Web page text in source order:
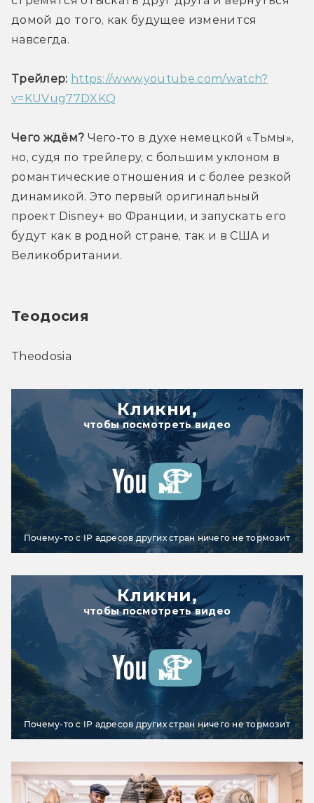
домой до того, как будущее изменится
навсегда.
Трейлер: https://www.youtube.com/watch?
v=KUVug77DXKQ
Чего ждём? Чего-то в духе немецкой «Тьмы»,
но, судя по трейлеру, с большим уклоном в
романтические отношения и с более резкой
динамикой. Это первый оригинальный
проект Disney+ во Франции, и запускать его
будут как в родной стране, так и в США и
Великобритании.
Теодосия
Theodosia
Кликни,
чтобы посмотреть видео
Почему-то с IP адресов других стран ничего не тормозит
Кликни,
чтобы посмотреть видео
Почему-то с IP адресов других стран ничего не тормозит